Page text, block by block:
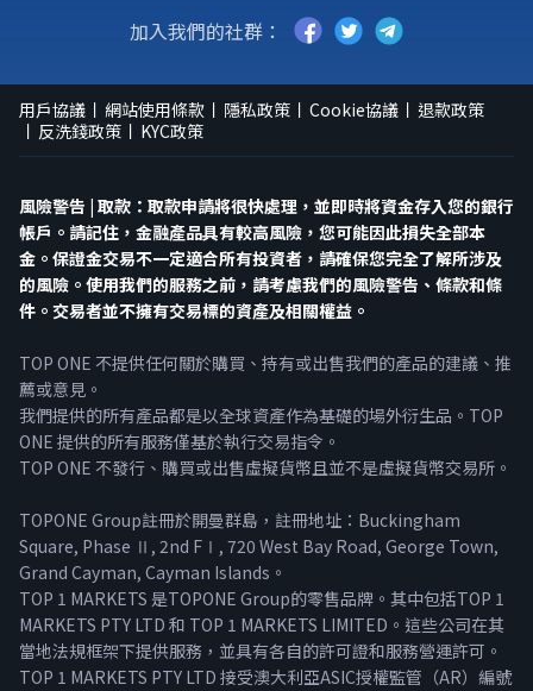
加入我們的社群：
用戶協議 網站使用條款 隱私政策 Cookie協議
退款政策
反洗錢政策
KYC政策
風險警告 | 取款：取款申請將很快處理，並即時將資金存入您的銀行
帳戶。請記住，金融產品具有較高風險，您可能因此損失全部本
金。保證金交易不一定適合所有投資者，請確保您完全了解所涉及
的風險。使用我們的服務之前，請考慮我們的風險警告、條款和條
件。交易者並不擁有交易標的資產及相關權益。
TOP ONE 不提供任何關於購買、持有或出售我們的產品的建議、推
薦或意見。
我們提供的所有產品都是以全球資產作為基礎的場外衍生品。TOP
ONE 提供的所有服務僅基於執行交易指令。
TOP ONE 不發行、購買或出售虛擬貨幣且並不是虛擬貨幣交易所。
TOPONE Group註冊於開曼群島，註冊地址：Buckingham
Square, Phase Ⅱ, 2nd FⅠ, 720 West Bay Road, George Town,
Grand Cayman, Cayman Islands。
TOP 1 MARKETS 是TOPONE Group的零售品牌。其中包括TOP 1
MARKETS PTY LTD 和 TOP 1 MARKETS LIMITED。這些公司在其
當地法規框架下提供服務，並具有各自的許可證和服務營運許可。
TOP 1 MARKETS PTY LTD 接受澳大利亞ASIC授權監管（AR）編號